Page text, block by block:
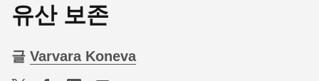
유산 보존
글 Varvara Koneva